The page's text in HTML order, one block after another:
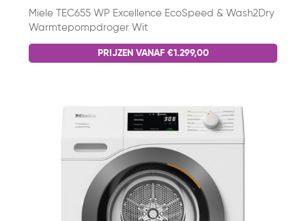
Miele TEC655 WP Excellence EcoSpeed & Wash2Dry
Warmtepompdroger Wit
PRIJZEN VANAF €1.299,00